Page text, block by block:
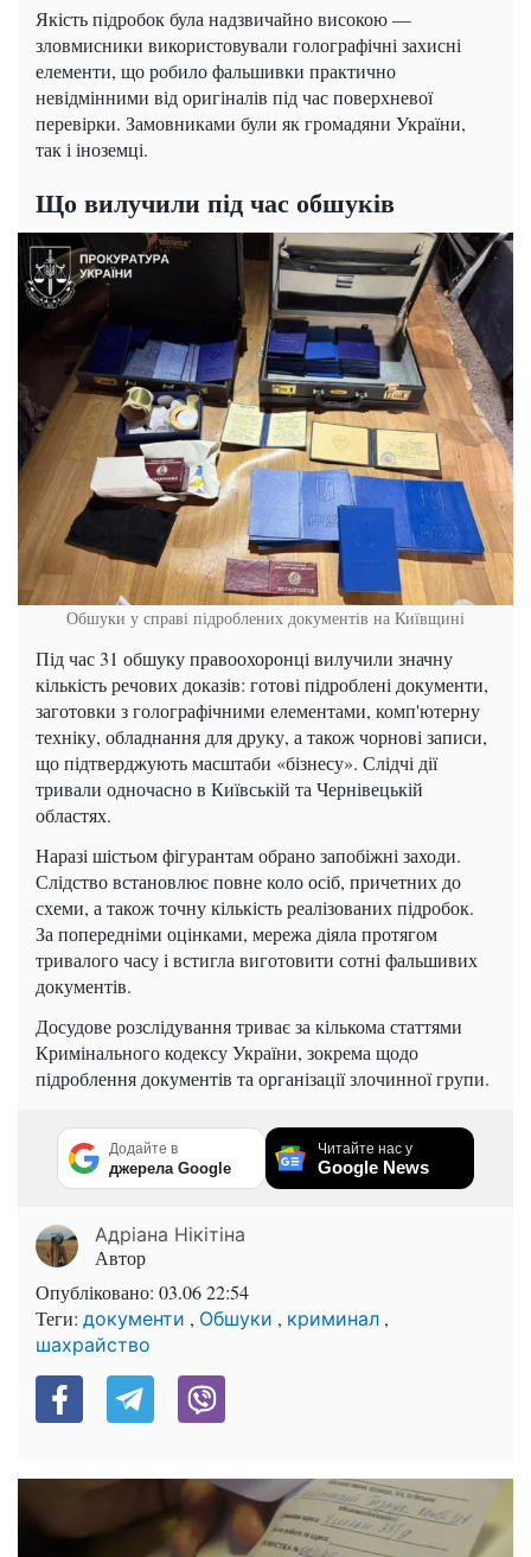
Якість підробок була надзвичайно високою —
зловмисники використовували голографічні захисні
елементи, що робило фальшивки практично
невідмінними від оригіналів під час поверхневої
перевірки. Замовниками були як громадяни України,
так і іноземці.
Що вилучили під час обшуків
Обшуки у справі підроблених документів на Київщині
Під час 31 обшуку правоохоронці вилучили значну
кількість речових доказів: готові підроблені документи,
заготовки з голографічними елементами, комп'ютерну
техніку, обладнання для друку, а також чорнові записи,
що підтверджують масштаби «бізнесу». Слідчі дії
тривали одночасно в Київській та Чернівецькій
областях.
Наразі шістьом фігурантам обрано запобіжні заходи.
Слідство встановлює повне коло осіб, причетних до
схеми, а також точну кількість реалізованих підробок.
За попередніми оцінками, мережа діяла протягом
тривалого часу і встигла виготовити сотні фальшивих
документів.
Досудове розслідування триває за кількома статтями
Кримінального кодексу України, зокрема щодо
підроблення документів та організації злочинної групи.
Додайте в
джерела Google
Читайте нас у
Google News
Адріана Нікітіна
Автор
Опубліковано: 03.06 22:54
Теги: документи , Обшуки , криминал ,
шахрайство